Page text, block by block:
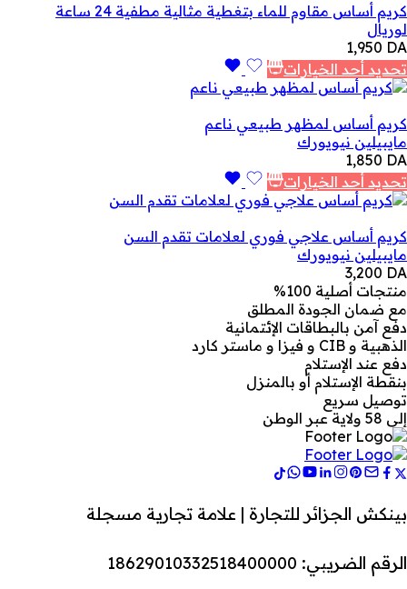
كريم أساس مقاوم للماء بتغطية مثالية مطفية 24 ساعة
لوريال
1,950 DA
تحديد أحد الخيارات
كريم أساس لمظهر طبيعي ناعم
مايبيلين نيويورك
1,850 DA
تحديد أحد الخيارات
كريم أساس علاجي فوري لعلامات تقدم السن
مايبيلين نيويورك
3,200 DA
منتجات أصلية 100%
مع ضمان الجودة المطلق
دفع آمن بالبطاقات الإئتمانية
الذهبية و CIB و فيزا و ماستر كارد
دفع عند الإستلام
بنقطة الإستلام أو بالمنزل
توصيل سريع
إلى 58 ولاية عبر الوطن
بينكش الجزائر للتجارة | علامة تجارية مسجلة
الرقم الضريبي: 18629010332518400000